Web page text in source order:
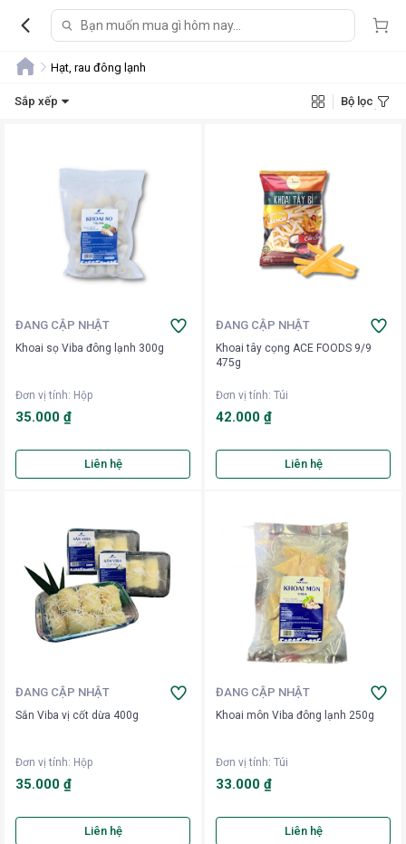
Hạt, rau đông lạnh
Sắp xếp Bộ lọc
ĐANG CẬP NHẬT
Khoai sọ Viba đông lạnh 300g
Đơn vị tính: Hộp
35.000 ₫
Liên hệ
ĐANG CẬP NHẬT
Khoai tây cọng ACE FOODS 9/9
475g
Đơn vị tính: Túi
42.000 ₫
Liên hệ
ĐANG CẬP NHẬT
Sắn Viba vị cốt dừa 400g
Đơn vị tính: Hộp
35.000 ₫
Liên hệ
ĐANG CẬP NHẬT
Khoai môn Viba đông lạnh 250g
Đơn vị tính: Túi
33.000 ₫
Liên hệ